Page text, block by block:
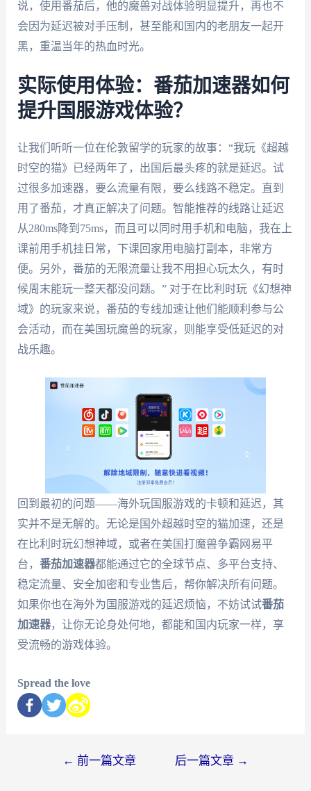
说，使用番茄后，他的魔兽对战体验明显提升，再也不
会因为延迟被对手压制，甚至能和国内的老朋友一起开
黑，重温当年的热血时光。
实际使用体验：番茄加速器如何
提升国服游戏体验？
让我们听听一位在伦敦留学的玩家的故事：“我玩《超越
时空的猫》已经两年了，出国后最头疼的就是延迟。试
过很多加速器，要么流量有限，要么线路不稳定。直到
用了番茄，才真正解决了问题。智能推荐的线路让延迟
从280ms降到75ms，而且可以同时用手机和电脑，我在上
课前用手机挂日常，下课回家用电脑打副本，非常方
便。另外，番茄的无限流量让我不用担心玩太久，有时
候周末能玩一整天都没问题。” 对于在比利时玩《幻想神
域》的玩家来说，番茄的专线加速让他们能顺利参与公
会活动，而在美国玩魔兽的玩家，则能享受低延迟的对
战乐趣。
回到最初的问题——海外玩国服游戏的卡顿和延迟，其
实并不是无解的。无论是国外超越时空的猫加速，还是
在比利时玩幻想神域，或者在美国打魔兽争霸网易平
台， 番茄加速器都能通过它的全球节点、多平台支持、
稳定流量、安全加密和专业售后，帮你解决所有问题。
如果你也在海外为国服游戏的延迟烦恼，不妨试试番茄
加速器，让你无论身处何地，都能和国内玩家一样，享
受流畅的游戏体验。
Spread the love
← 前一篇文章 后一篇文章 →